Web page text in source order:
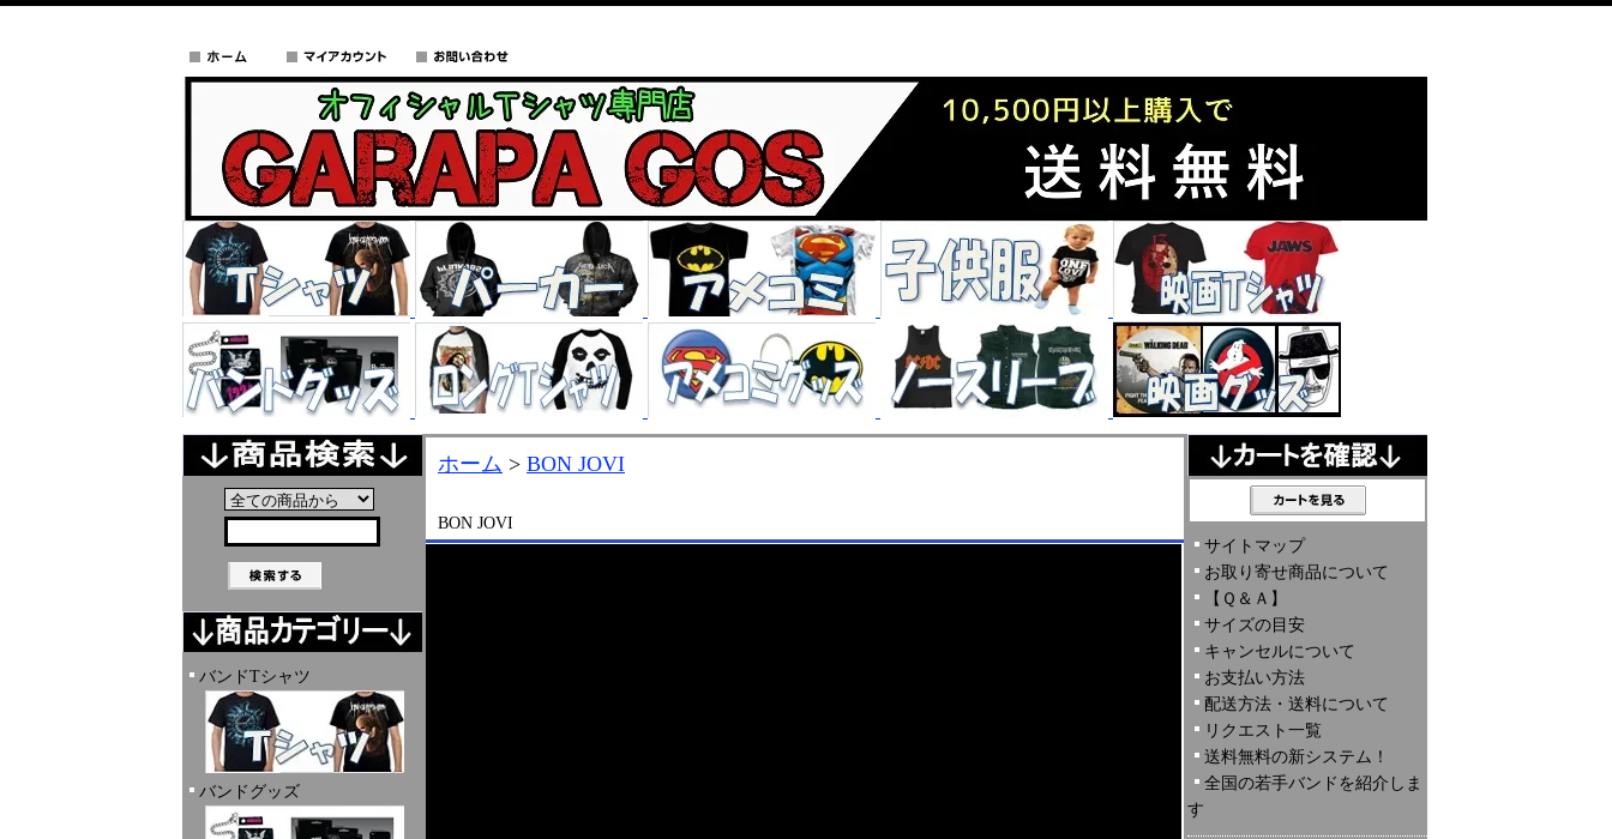
バンドTシャツ
バンドグッズ
ホーム > BON JOVI
BON JOVI
サイトマップ
お取り寄せ商品について
【Ｑ＆Ａ】
サイズの目安
キャンセルについて
お支払い方法
配送方法・送料について
リクエスト一覧
送料無料の新システム！
全国の若手バンドを紹介しま
す